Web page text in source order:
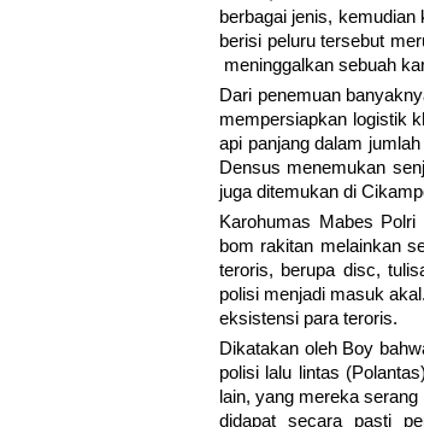
berbagai jenis,
berisi peluru tersebut
meninggalkan sebuah
Dari penemuan
mempersiapkan logistik
api panjang dalam
Densus menemukan
juga ditemukan di
Karohumas Mabes
bom rakitan melainkan
teroris, berupa disc,
polisi menjadi masuk
eksistensi para teroris.
Dikatakan oleh Boy
polisi lalu lintas
lain, yang mereka
didapat secara pasti